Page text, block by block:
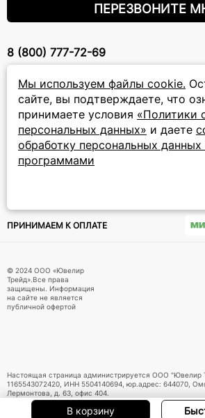
В корзину
Мы используем файлы cookie.
сайте, вы подтверждаете, что
принимаете условия «Политики
персональных данных» и даете
обработку персональных
программами
ПЕРЕЗВОНИТЕ
8 (800) 777-72-69
прием звонков: круглосуточно
ПОДПИСКА НА РАССЫЛКУ
Подписываясь на рассылку, вы соглашаетесь
и даёте
ПРИНИМАЕМ К ОПЛАТЕ
© 2024 ООО «Ювелир
Трейд».Все права
защищены. Информация
на сайте не является
публичной офертой
Настоящая страница администрируется ООО "Ювелир
1165543072420, ИНН 5504140694, юр.адрес: 644070,
Лермонтова, д. 63, офис 404.